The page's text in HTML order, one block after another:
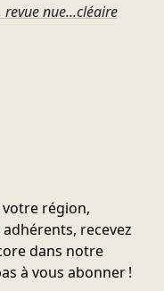
nue...cléaire
région,
recevez
dans notre
à vous abonner !